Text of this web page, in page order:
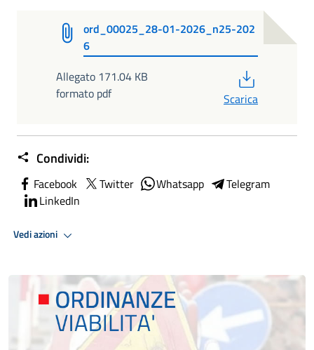
ord_00025_28-01-2026_n25-202
6
Allegato 171.04 KB
formato pdf
Scarica
Condividi:
Facebook Twitter Whatsapp
Telegram
LinkedIn
Vedi azioni